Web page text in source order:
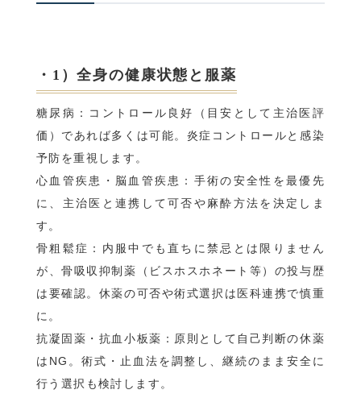
・1）全身の健康状態と服薬
糖尿病：コントロール良好（目安として主治医評
価）であれば多くは可能。炎症コントロールと感染
予防を重視します。
心血管疾患・脳血管疾患：手術の安全性を最優先
に、主治医と連携して可否や麻酔方法を決定しま
す。
骨粗鬆症：内服中でも直ちに禁忌とは限りません
が、骨吸収抑制薬（ビスホスホネート等）の投与歴
は要確認。休薬の可否や術式選択は医科連携で慎重
に。
抗凝固薬・抗血小板薬：原則として自己判断の休薬
はNG。術式・止血法を調整し、継続のまま安全に
行う選択も検討します。